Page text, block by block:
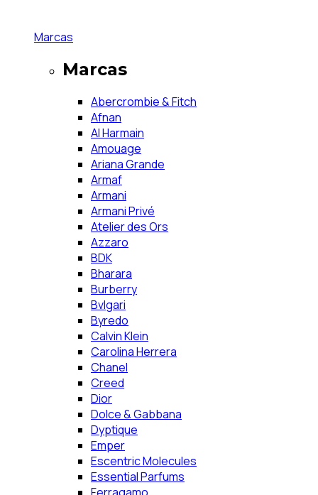
Marcas
Marcas
Abercrombie & Fitch
Afnan
Al Harmain
Amouage
Ariana Grande
Armaf
Armani
Armani Privé
Atelier des Ors
Azzaro
BDK
Bharara
Burberry
Bvlgari
Byredo
Calvin Klein
Carolina Herrera
Chanel
Creed
Dior
Dolce & Gabbana
Dyptique
Emper
Escentric Molecules
Essential Parfums